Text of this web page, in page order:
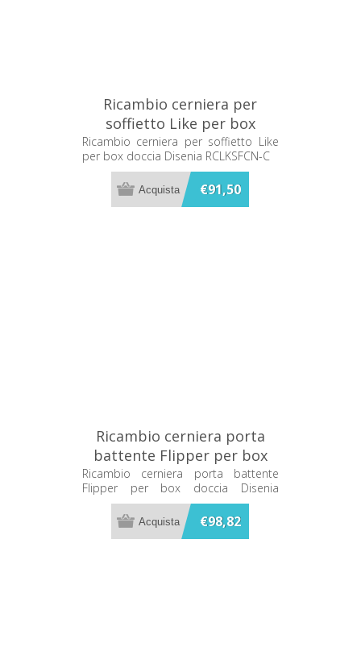
Ricambio cerniera per
soffietto Like per box
doccia Disenia RCLKSFCN-C
Ricambio cerniera per soffietto Like
per box doccia Disenia RCLKSFCN-C
€91,50
Ricambio cerniera porta
battente Flipper per box
doccia Disenia RCCNFL-C
Ricambio cerniera porta battente
Flipper per box doccia Disenia
RCCNFL-C
€98,82